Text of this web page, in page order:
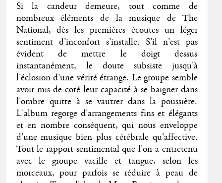
Si la candeur demeure, tout comme de
nombreux éléments de la musique de The
National, dès les premières écoutes un léger
sentiment d'inconfort s'installe. S'il n'est pas
évident de mettre le doigt dessus
instantanément, le doute subsiste jusqu'à
l'éclosion d'une vérité étrange. Le groupe semble
avoir mis de coté leur capacité à se baigner dans
l'ombre quitte à se vautrer dans la poussière.
L'album regorge d'arrangements fins et élégants
et en nombre conséquent, qui nous enveloppe
d'une musique bien plus cérébrale qu'affective.
Tout le rapport sentimental que l'on a entretenu
avec le groupe vacille et tangue, selon les
morceaux, pour parfois se réduire à peau de